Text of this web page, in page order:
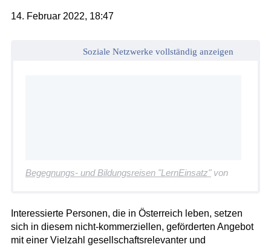
14. Februar 2022, 18:47
Soziale Netzwerke vollständig anzeigen
Begegnungs- und Bildungsreisen "LernEinsatz"von
Interessierte Personen, die in Österreich leben, setzen
sich in diesem nicht-kommerziellen, geförderten Angebot
mit einer Vielzahl gesellschaftsrelevanter und